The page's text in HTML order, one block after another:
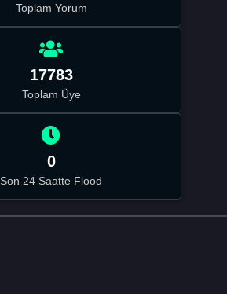
Toplam Yorum
17783
Toplam Üye
0
Son 24 Saatte Flood